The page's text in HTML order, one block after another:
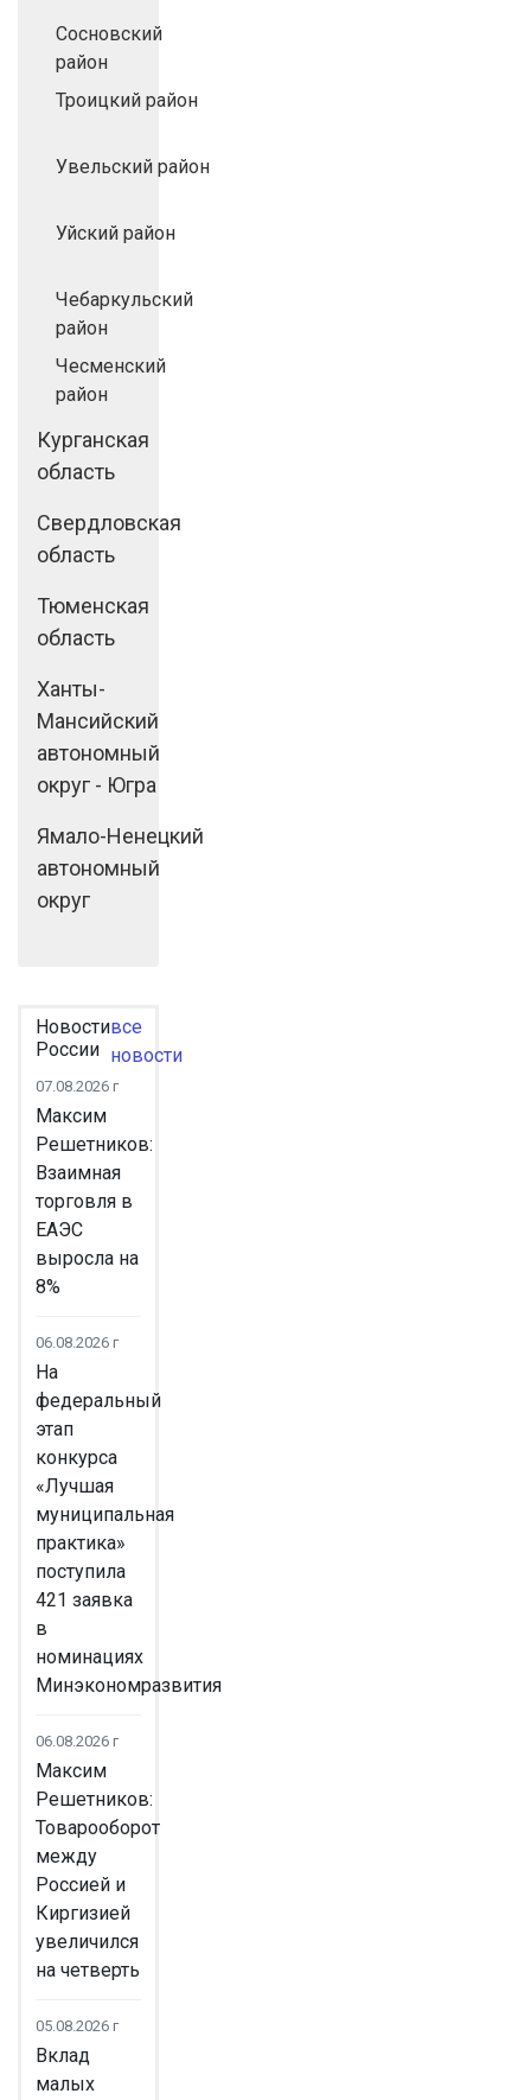
Сосновский
район
Троицкий район
Увельский район
Уйский район
Чебаркульский
район
Чесменский
район
Курганская
область
Свердловская
область
Тюменская
область
Ханты-
Мансийский
автономный
округ - Югра
Ямало-Ненецкий
автономный
округ
Новости
России
все
новости
07.08.2026 г
Максим
Решетников:
Взаимная
торговля в
ЕАЭС
выросла на
8%
06.08.2026 г
На
федеральный
этап
конкурса
«Лучшая
муниципальная
практика»
поступила
421 заявка
в
номинациях
Минэкономразвития
06.08.2026 г
Максим
Решетников:
Товарооборот
между
Россией и
Киргизией
увеличился
на четверть
05.08.2026 г
Вклад
малых